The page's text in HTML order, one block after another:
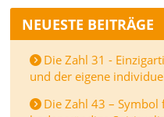
NEUESTE BEITRÄGE
Die Zahl 31 -
und der eigene
Die Zahl 43 –